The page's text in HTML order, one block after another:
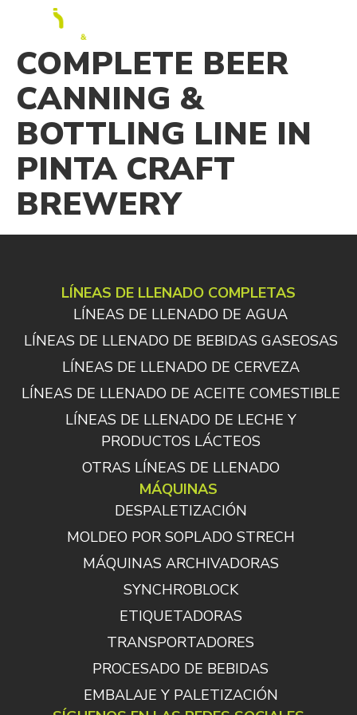
COMPLETE BEER
CANNING &
BOTTLING LINE IN
PINTA CRAFT
BREWERY
LÍNEAS DE LLENADO COMPLETAS
LÍNEAS DE LLENADO DE AGUA
LÍNEAS DE LLENADO DE BEBIDAS GASEOSAS
LÍNEAS DE LLENADO DE CERVEZA
LÍNEAS DE LLENADO DE ACEITE COMESTIBLE
LÍNEAS DE LLENADO DE LECHE Y
PRODUCTOS LÁCTEOS
OTRAS LÍNEAS DE LLENADO
MÁQUINAS
DESPALETIZACIÓN
MOLDEO POR SOPLADO STRECH
MÁQUINAS ARCHIVADORAS
SYNCHROBLOCK
ETIQUETADORAS
TRANSPORTADORES
PROCESADO DE BEBIDAS
EMBALAJE Y PALETIZACIÓN